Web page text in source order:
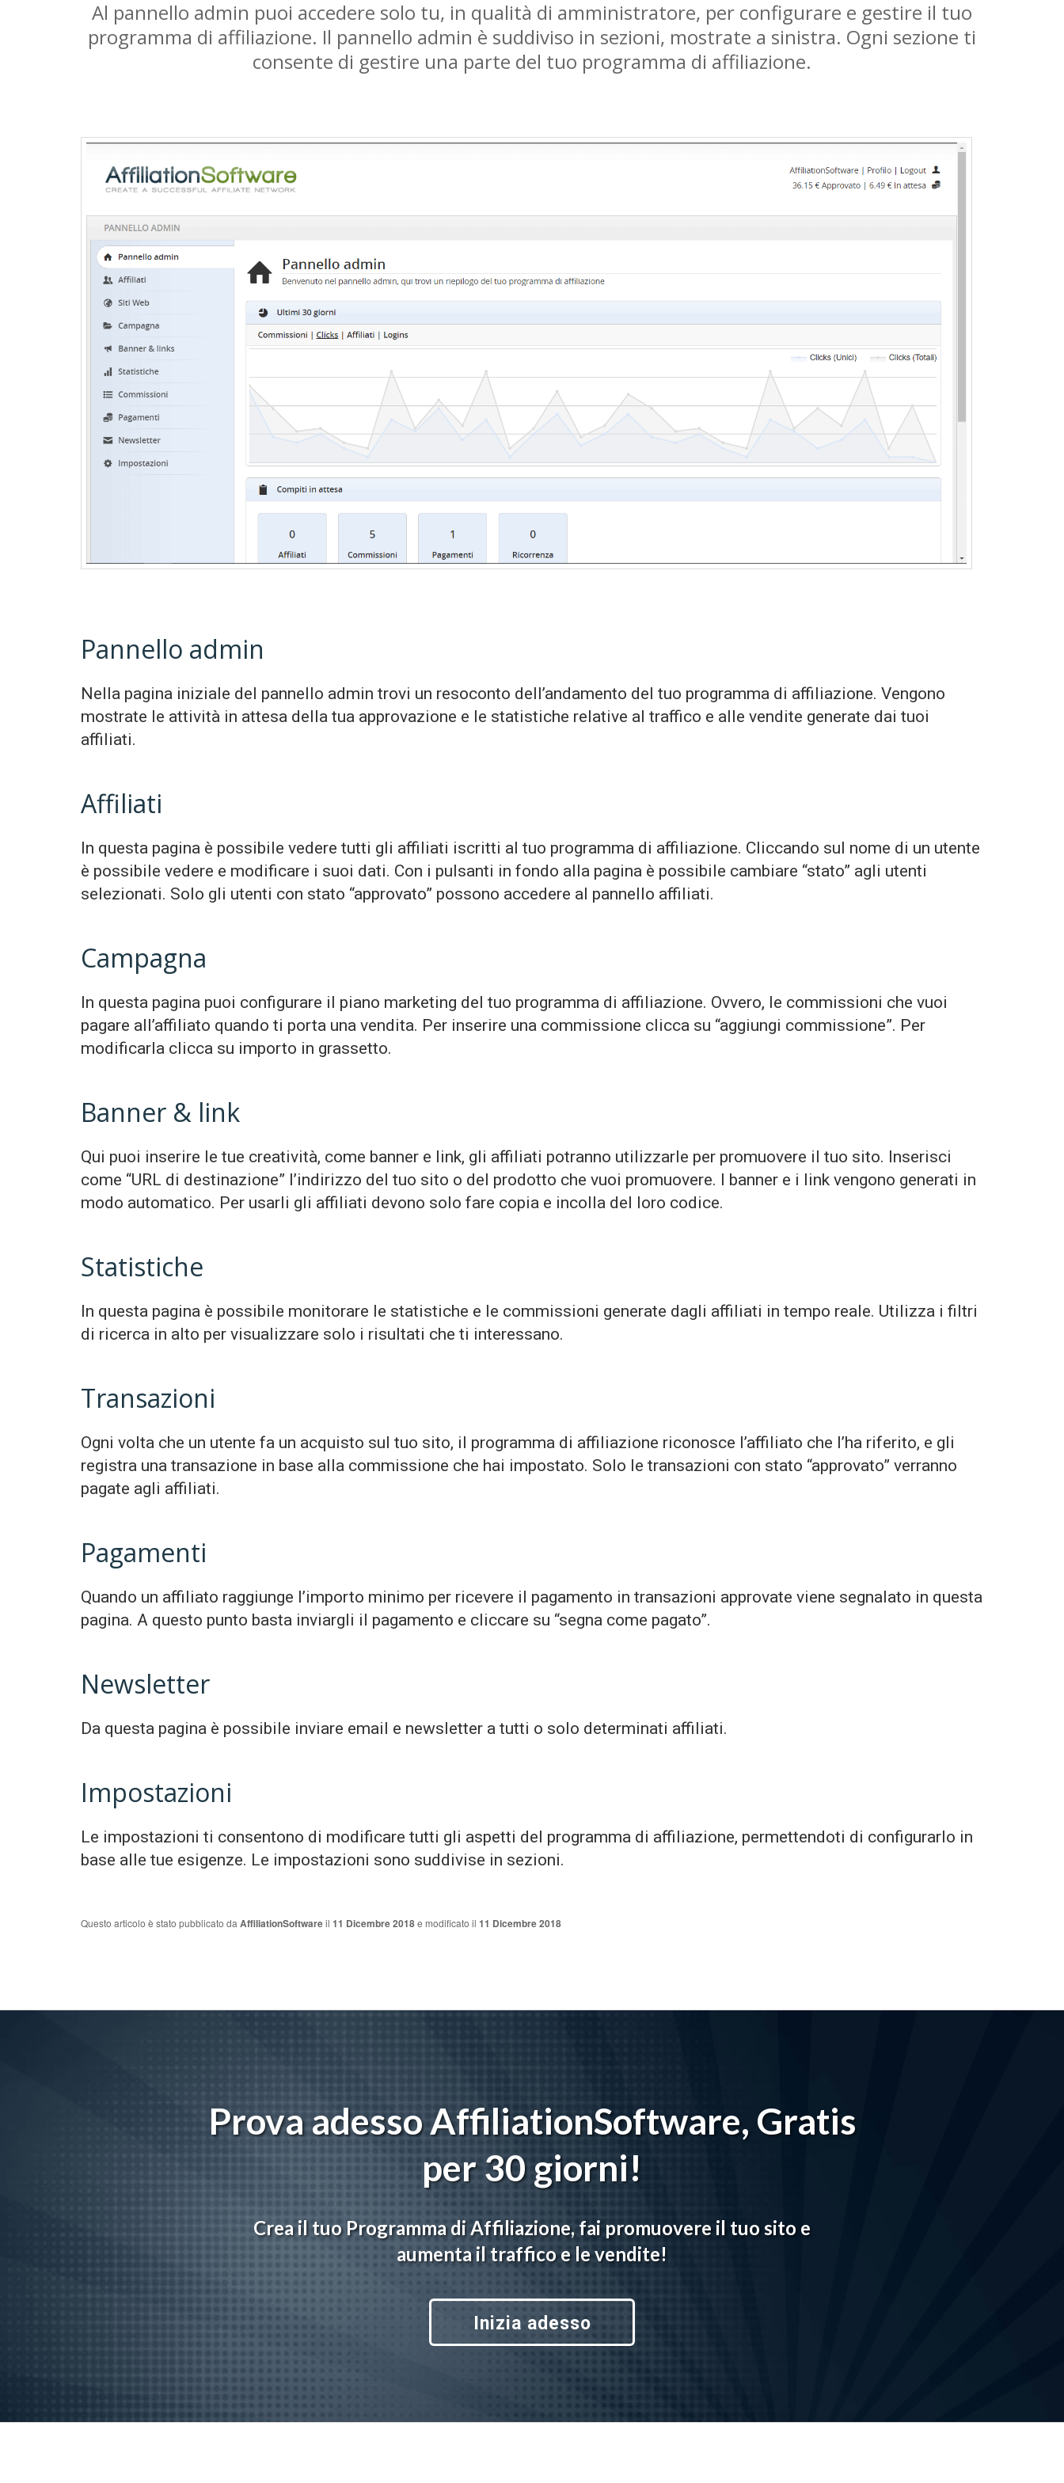
Al pannello admin puoi accedere solo tu, in qualità di amministratore, per configurare e gestire il tuo
programma di affiliazione. Il pannello admin è suddiviso in sezioni, mostrate a sinistra. Ogni sezione ti
consente di gestire una parte del tuo programma di affiliazione.
Pannello admin
Nella pagina iniziale del pannello admin trovi un resoconto dell’andamento del tuo programma di affiliazione. Vengono
mostrate le attività in attesa della tua approvazione e le statistiche relative al traffico e alle vendite generate dai tuoi
affiliati.
Affiliati
In questa pagina è possibile vedere tutti gli affiliati iscritti al tuo programma di affiliazione. Cliccando sul nome di un utente
è possibile vedere e modificare i suoi dati. Con i pulsanti in fondo alla pagina è possibile cambiare “stato” agli utenti
selezionati. Solo gli utenti con stato “approvato” possono accedere al pannello affiliati.
Campagna
In questa pagina puoi configurare il piano marketing del tuo programma di affiliazione. Ovvero, le commissioni che vuoi
pagare all’affiliato quando ti porta una vendita. Per inserire una commissione clicca su “aggiungi commissione”. Per
modificarla clicca su importo in grassetto.
Banner & link
Qui puoi inserire le tue creatività, come banner e link, gli affiliati potranno utilizzarle per promuovere il tuo sito. Inserisci
come “URL di destinazione” l’indirizzo del tuo sito o del prodotto che vuoi promuovere. I banner e i link vengono generati in
modo automatico. Per usarli gli affiliati devono solo fare copia e incolla del loro codice.
Statistiche
In questa pagina è possibile monitorare le statistiche e le commissioni generate dagli affiliati in tempo reale. Utilizza i filtri
di ricerca in alto per visualizzare solo i risultati che ti interessano.
Transazioni
Ogni volta che un utente fa un acquisto sul tuo sito, il programma di affiliazione riconosce l’affiliato che l’ha riferito, e gli
registra una transazione in base alla commissione che hai impostato. Solo le transazioni con stato “approvato” verranno
pagate agli affiliati.
Pagamenti
Quando un affiliato raggiunge l’importo minimo per ricevere il pagamento in transazioni approvate viene segnalato in questa
pagina. A questo punto basta inviargli il pagamento e cliccare su “segna come pagato”.
Newsletter
Da questa pagina è possibile inviare email e newsletter a tutti o solo determinati affiliati.
Impostazioni
Le impostazioni ti consentono di modificare tutti gli aspetti del programma di affiliazione, permettendoti di configurarlo in
base alle tue esigenze. Le impostazioni sono suddivise in sezioni.
Questo articolo è stato pubblicato da AffiliationSoftwareil 11 Dicembre 2018e modificato il 11 Dicembre 2018
Prova adesso AffiliationSoftware, Gratis
per 30 giorni!
Crea il tuo Programma di Affiliazione, fai promuovere il tuo sito e
aumenta il traffico e le vendite!
Inizia adesso